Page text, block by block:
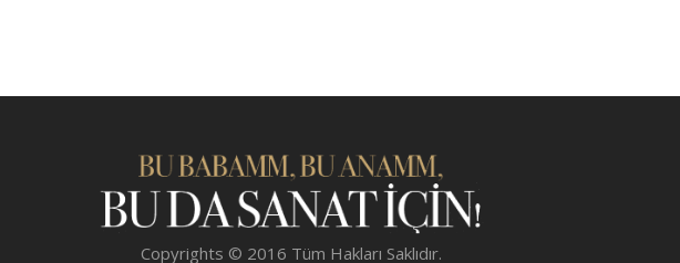
Copyrights © 2016 Tüm Hakları Saklıdır.